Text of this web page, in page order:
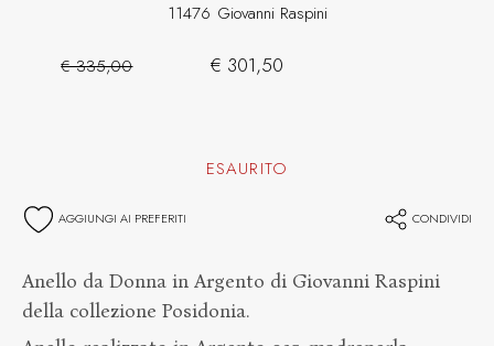
11476 Giovanni Raspini
€ 335,00 € 301,50
ESAURITO
AGGIUNGI AI PREFERITI CONDIVIDI
Anello da Donna in Argento di Giovanni Raspini
della collezione Posidonia.